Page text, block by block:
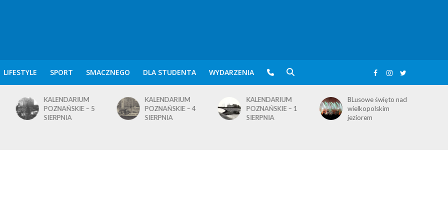
LIFESTYLE SPORT SMACZNEGO DLA STUDENTA WYDARZENIA
KALENDARIUM
POZNAŃSKIE – 5
SIERPNIA
KALENDARIUM
POZNAŃSKIE – 4
SIERPNIA
KALENDARIUM
POZNAŃSKIE – 1
SIERPNIA
BLusowe święto nad
wielkopolskim
jeziorem